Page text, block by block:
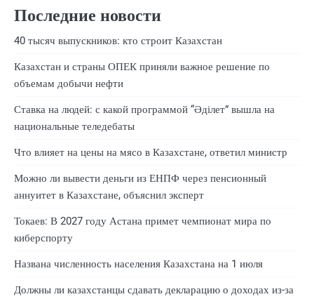
Последние новости
40 тысяч выпускников: кто строит Казахстан
Казахстан и страны ОПЕК приняли важное решение по
объемам добычи нефти
Ставка на людей: с какой программой “Әділет” вышла на
национальные теледебаты
Что влияет на цены на мясо в Казахстане, ответил министр
Можно ли вывести деньги из ЕНПФ через пенсионный
аннуитет в Казахстане, объяснил эксперт
Токаев: В 2027 году Астана примет чемпионат мира по
киберспорту
Названа численность населения Казахстана на 1 июля
Должны ли казахстанцы сдавать декларацию о доходах из-за